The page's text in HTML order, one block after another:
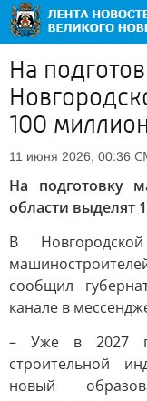
На
100
11 июня 2026, 00:36
На подготовку
области выделят
В
сообщил
канале в
– Уже в 2027
строительной
новый